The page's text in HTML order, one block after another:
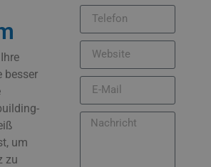
besser
um
zu